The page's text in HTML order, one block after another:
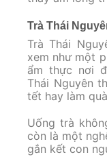
Trà Thái
Trà Thái
xem như một
ẩm thực nơi
Thái Nguyên
tết hay làm
Uống trà
còn là một
gắn kết con